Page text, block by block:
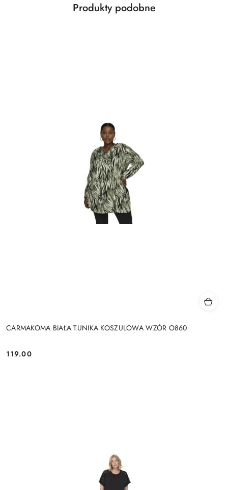
Pomiń karuzelę produktów
Produkty
Produkty podobne
CARMAKOMA BIAŁA TUNIKA KOSZULOWA WZÓR O860
Cena:
119.00